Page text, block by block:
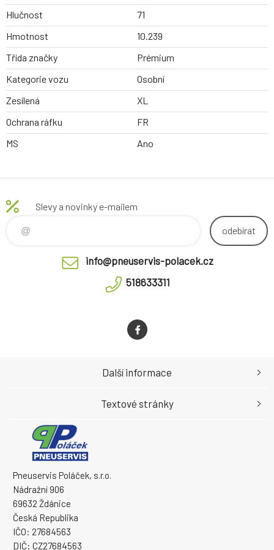
Hlučnost
71
Hmotnost
10.239
Třída značky
Prémium
Kategorie vozu
Osobní
Zesílená
XL
Ochrana ráfku
FR
MS
Ano
Slevy a novinky e-mailem
odebírat
info@pneuservis-polacek.cz
518633311
Pneuservis Poláček, s.r.o.
Nádražní 906
69632 Ždánice
Česká Republika
IČO: 27684563
DIČ: CZ27684563
Další informace
Textové stránky